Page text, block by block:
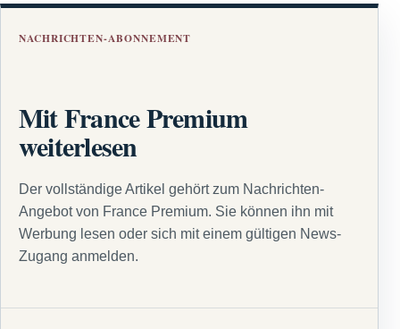
NACHRICHTEN-ABONNEMENT
Mit France Premium
weiterlesen
Der vollständige Artikel gehört zum Nachrichten-
Angebot von France Premium. Sie können ihn mit
Werbung lesen oder sich mit einem gültigen News-
Zugang anmelden.